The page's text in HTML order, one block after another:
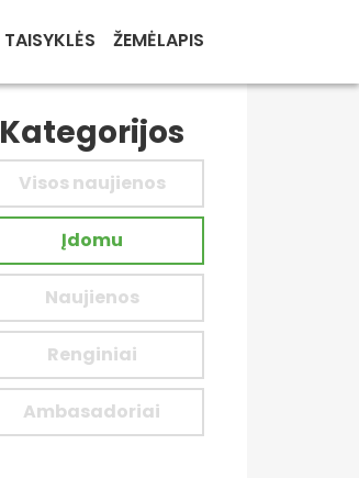
TAISYKLĖS ŽEMĖLAPIS
Kategorijos
Visos naujienos
Įdomu
Naujienos
Renginiai
Ambasadoriai